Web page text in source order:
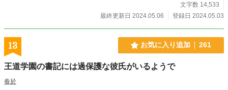
文字数 14,533
最終更新日 2024.05.06
登録日 2024.05.03
13 お気に入り追加 261
王道学園の書記には過保護な彼氏がいるようで
春於